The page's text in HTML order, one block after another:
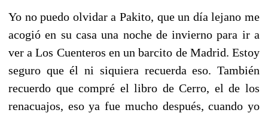
Yo no puedo olvidar a Pakito, que un día lejano me
acogió en su casa una noche de invierno para ir a
ver a Los Cuenteros en un barcito de Madrid. Estoy
seguro que él ni siquiera recuerda eso. También
recuerdo que compré el libro de Cerro, el de los
renacuajos, eso ya fue mucho después, cuando yo